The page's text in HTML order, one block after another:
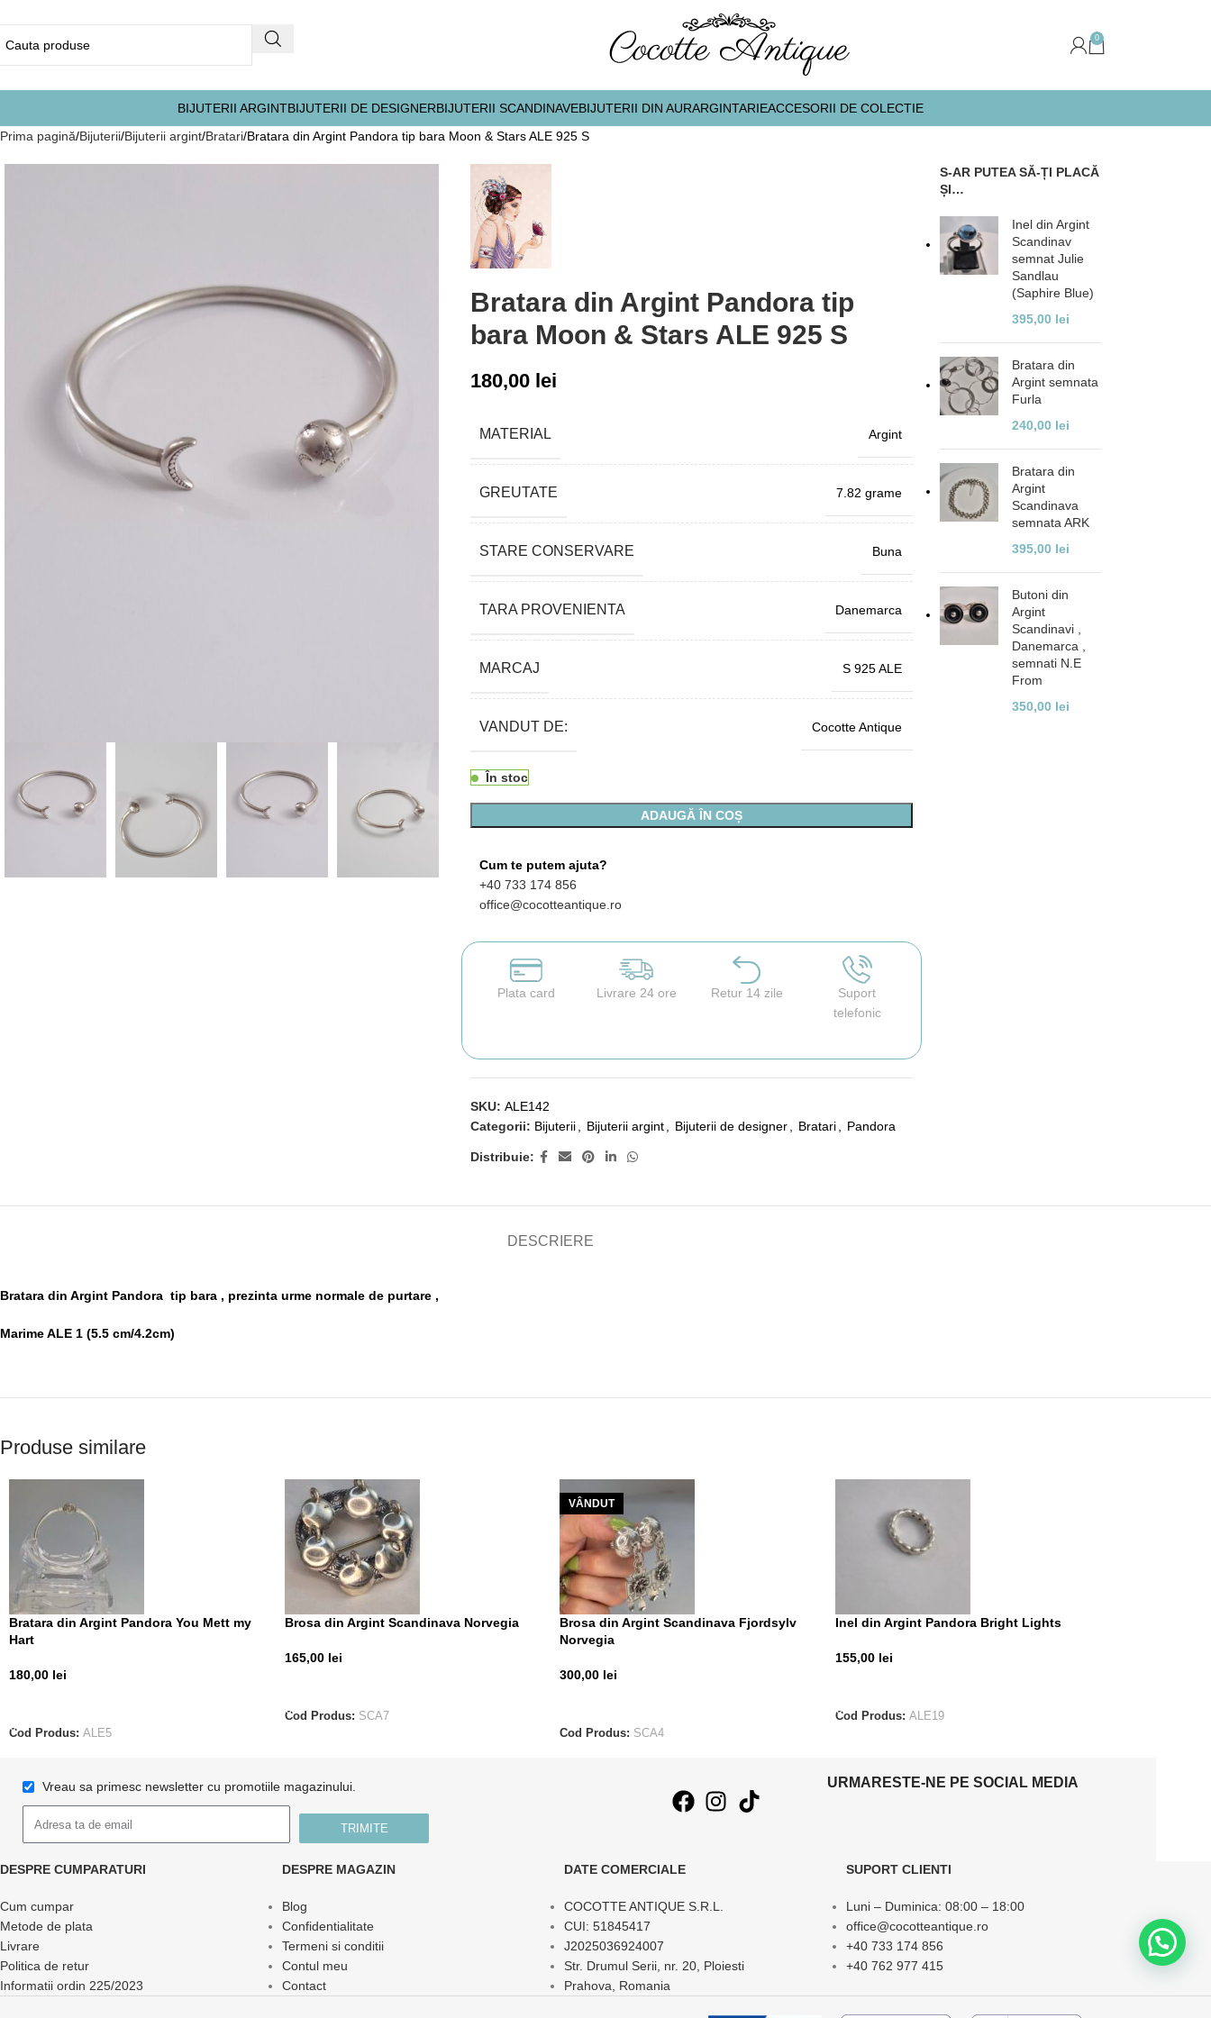
0
BIJUTERII ARGINTBIJUTERII DE DESIGNERBIJUTERII SCANDINAVEBIJUTERII DIN AURARGINTARIEACCESORII DE COLECTIE
Prima pagină Bijuterii Bijuterii argint Bratari Bratara din Argint Pandora tip bara Moon & Stars ALE 925 S
Bratara din Argint Pandora tip
bara Moon & Stars ALE 925 S
180,00 lei
MATERIAL Argint
GREUTATE 7.82 grame
STARE CONSERVARE Buna
TARA PROVENIENTA Danemarca
MARCAJ S 925 ALE
VANDUT DE: Cocotte Antique
În stoc
ADAUGĂ ÎN COȘ
Cum te putem ajuta?
+40 733 174 856
office@cocotteantique.ro
Plata card Livrare 24 ore Retur 14 zile
Suport
telefonic
SKU: ALE142
Categorii: Bijuterii Bijuterii argint Bijuterii de designer Bratari Pandora
Distribuie:
S-AR PUTEA SĂ-ȚI PLACĂ
ȘI…
Inel din Argint
Scandinav
semnat Julie
Sandlau
(Saphire Blue)
395,00 lei
Bratara din
Argint semnata
Furla
240,00 lei
Bratara din
Argint
Scandinava
semnata ARK
395,00 lei
Butoni din
Argint
Scandinavi ,
Danemarca ,
semnati N.E
From
350,00 lei
DESCRIERE
Bratara din Argint Pandora tip bara , prezinta urme normale de purtare ,
Marime ALE 1 (5.5 cm/4.2cm)
Produse similare
Bratara din Argint Pandora You Mett my
Hart
180,00 lei
Cod Produs: ALE5
Brosa din Argint Scandinava Norvegia
165,00 lei
Cod Produs: SCA7
VÂNDUT
Brosa din Argint Scandinava Fjordsylv
Norvegia
300,00 lei
Cod Produs: SCA4
Inel din Argint Pandora Bright Lights
155,00 lei
Cod Produs: ALE19
Vreau sa primesc newsletter cu promotiile magazinului.
TRIMITE
URMARESTE-NE PE SOCIAL MEDIA
DESPRE CUMPARATURI
Cum cumpar
Metode de plata
Livrare
Politica de retur
Informatii ordin 225/2023
DESPRE MAGAZIN
Blog
Confidentialitate
Termeni si conditii
Contul meu
Contact
DATE COMERCIALE
COCOTTE ANTIQUE S.R.L.
CUI: 51845417
J2025036924007
Str. Drumul Serii, nr. 20, Ploiesti
Prahova, Romania
SUPORT CLIENTI
Luni – Duminica: 08:00 – 18:00
office@cocotteantique.ro
+40 733 174 856
+40 762 977 415